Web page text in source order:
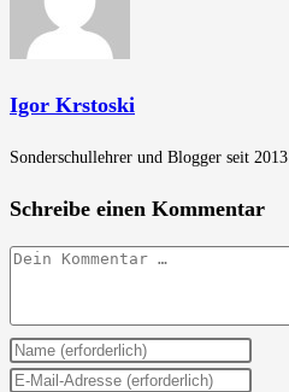
Igor Krstoski
Sonderschullehrer und Blogger seit 2013
Schreibe einen Kommentar
Kommentar
Gib
deinen
Gib